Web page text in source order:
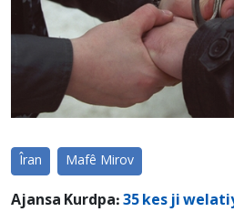
Îran Mafê Mirov
Ajansa Kurdpa: 35 kes ji